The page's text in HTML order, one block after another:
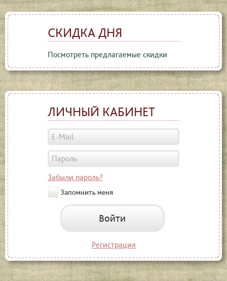
СКИДКА ДНЯ
Посмотреть предлагаемые скидки
ЛИЧНЫЙ КАБИНЕТ
Забыли пароль?
Запомнить меня
Войти
Регистрация